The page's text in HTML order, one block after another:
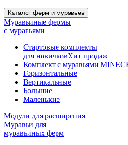
Каталог ферм и муравьев
Муравьиные фермы
с муравьями
Стартовые комплекты
для новичковХит продаж
Комплект с муравьями
Горизонтальные
Вертикальные
Большие
Маленькие
Модули для расширения
Муравьи для
муравьиных ферм